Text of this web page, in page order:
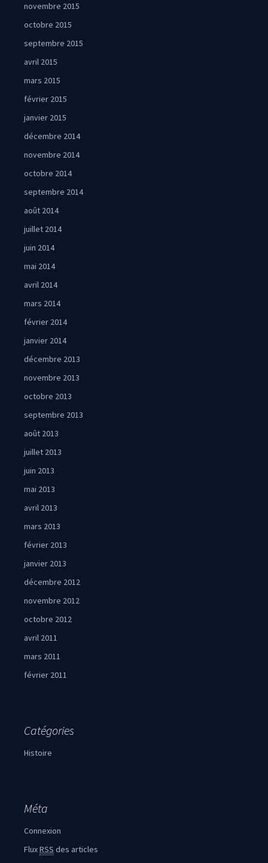
novembre 2015
octobre 2015
septembre 2015
avril 2015
mars 2015
février 2015
janvier 2015
décembre 2014
novembre 2014
octobre 2014
septembre 2014
août 2014
juillet 2014
juin 2014
mai 2014
avril 2014
mars 2014
février 2014
janvier 2014
décembre 2013
novembre 2013
octobre 2013
septembre 2013
août 2013
juillet 2013
juin 2013
mai 2013
avril 2013
mars 2013
février 2013
janvier 2013
décembre 2012
novembre 2012
octobre 2012
avril 2011
mars 2011
février 2011
Catégories
Histoire
Méta
Connexion
FluxRSS des articles